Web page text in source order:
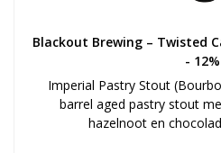
Blackout Brewing – Twisted
- 12%
Imperial Pastry Stout
barrel aged pastry stout
hazelnoot en